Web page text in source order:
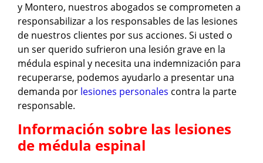
y Montero, nuestros abogados se comprometen a
responsabilizar a los responsables de las lesiones
de nuestros clientes por sus acciones. Si usted o
un ser querido sufrieron una lesión grave en la
médula espinal y necesita una indemnización para
recuperarse, podemos ayudarlo a presentar una
demanda por lesiones personales contra la parte
responsable.
Información sobre las lesiones
de médula espinal